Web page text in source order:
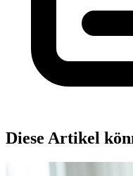
Diese Artikel